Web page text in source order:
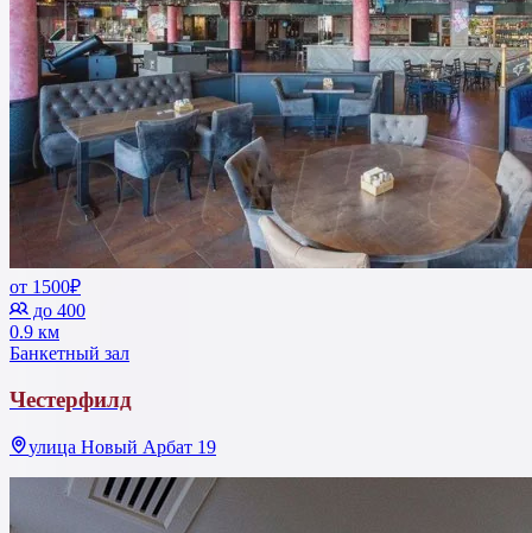
от 1500₽
до 400
0.9 км
Банкетный зал
Честерфилд
улица Новый Арбат 19